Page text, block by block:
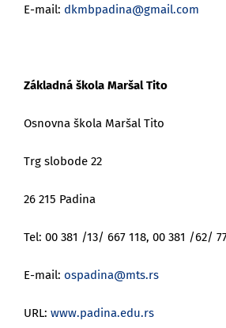
E-mail: dkmbpadina@gmail.com
Základná škola Maršal Tito
Osnovna škola Maršal Tito
Trg slobode 22
26 215 Padina
Tel: 00 381 /13/ 667 118, 00 381 /62/
E-mail: ospadina@mts.rs
URL: www.padina.edu.rs